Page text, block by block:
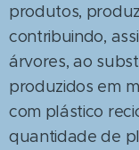
produtos,
contribuindo,
árvores, ao
produzidos em
com plástico
quantidade de